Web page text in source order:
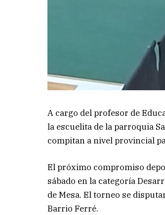
A cargo del profesor de
la escuelita de la parroquia
compitan a nivel provincial
El próximo compromiso
sábado en la categoría
de Mesa. El torneo se
Barrio Ferré.